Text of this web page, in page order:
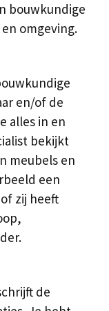
bouwkundige
en omgeving.
en/of de
alles in en
bekijkt
meubels en
een
zij heeft
de